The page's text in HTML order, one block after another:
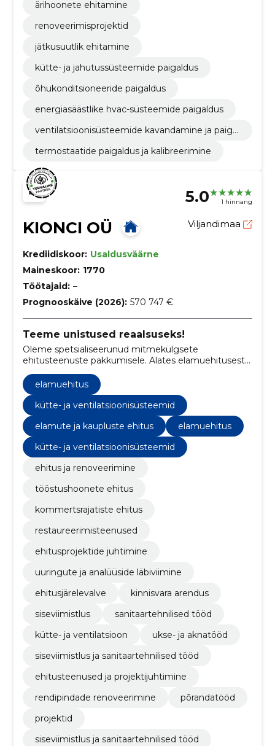
ärihoonete ehitamine
renoveerimisprojektid
jätkusuutlik ehitamine
kütte- ja jahutussüsteemide paigaldus
õhukonditsioneeride paigaldus
energiasäästlike hvac-süsteemide paigaldus
ventilatsioonisüsteemide kavandamine ja paigal
termostaatide paigaldus ja kalibreerimine
5.0 1 hinnang
KIONCI OÜ Viljandimaa
Krediidiskoor: Usaldusväärne
Maineskoor: 1770
Töötajaid: –
Prognooskäive (2026): 570 747 €
Teeme unistused reaalsuseks!
Oleme spetsialiseerunud mitmekülgsete
ehitusteenuste pakkumisele. Alates elamuehitusest
kuni kommertsrajatiste ehitamiseni ning
restaureerimisteenusteni, pakume professionaalset
lähenemist igale projektile.
elamuehitus
kütte- ja ventilatsioonisüsteemid
elamute ja kaupluste ehitus
elamuehitus
kütte- ja ventilatsioonisüsteemid
ehitus ja renoveerimine
tööstushoonete ehitus
kommertsrajatiste ehitus
restaureerimisteenused
ehitusprojektide juhtimine
uuringute ja analüüside läbiviimine
ehitusjärelevalve
kinnisvara arendus
siseviimistlus
sanitaartehnilised tööd
kütte- ja ventilatsioon
ukse- ja aknatööd
siseviimistlus ja sanitaartehnilised tööd
ehitusteenused ja projektijuhtimine
rendipindade renoveerimine
põrandatööd
projektid
siseviimistlus ja sanitaartehnilised tööd